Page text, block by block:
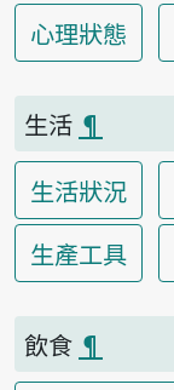
心理狀態
生活 ¶
生活狀況
生產工具
飲食 ¶